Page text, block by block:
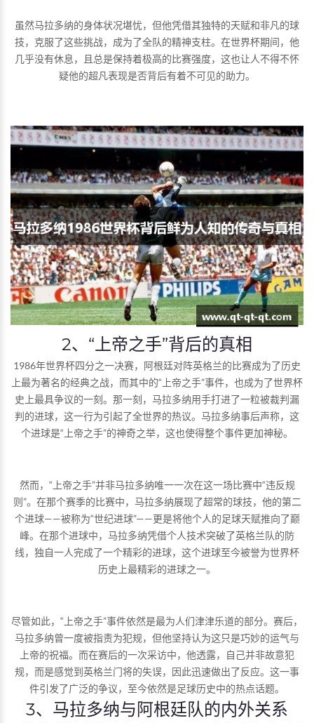
虽然马拉多纳的身体状况堪忧，但他凭借其独特的天赋和非凡的球
技，克服了这些挑战，成为了全队的精神支柱。在世界杯期间，他
几乎没有休息，且总是保持着极高的比赛强度，这也让人不得不怀
疑他的超凡表现是否背后有着不可见的助力。
2、“上帝之手”背后的真相
1986年世界杯四分之一决赛，阿根廷对阵英格兰的比赛成为了历史
上最为著名的经典之战，而其中的“上帝之手”事件，也成为了世界杯
史上最具争议的一刻。那一刻，马拉多纳用手打进了一粒被裁判漏
判的进球，这一行为引起了全世界的热议。马拉多纳事后声称，这
个进球是“上帝之手”的神奇之举，这也使得整个事件更加神秘。
然而，“上帝之手”并非马拉多纳唯一一次在这一场比赛中“违反规
则”。在那个赛季的比赛中，马拉多纳展现了超常的球技，他的第二
个进球——被称为“世纪进球”——更是将他个人的足球天赋推向了巅
峰。在那个进球中，马拉多纳凭借个人技术突破了英格兰队的防
线，独自一人完成了一个精彩的进球，这个进球至今被誉为世界杯
历史上最精彩的进球之一。
尽管如此，“上帝之手”事件依然是最为人们津津乐道的部分。赛后，
马拉多纳曾一度被指责为犯规，但他坚持认为这只是巧妙的运气与
上帝的祝福。而在赛后的一次采访中，他透露，自己并非故意犯
规，而是感觉到英格兰门将的失误，因此迅速做出了反应。这一事
件引发了广泛的争议，至今依然是足球历史中的热点话题。
3、马拉多纳与阿根廷队的内外关系